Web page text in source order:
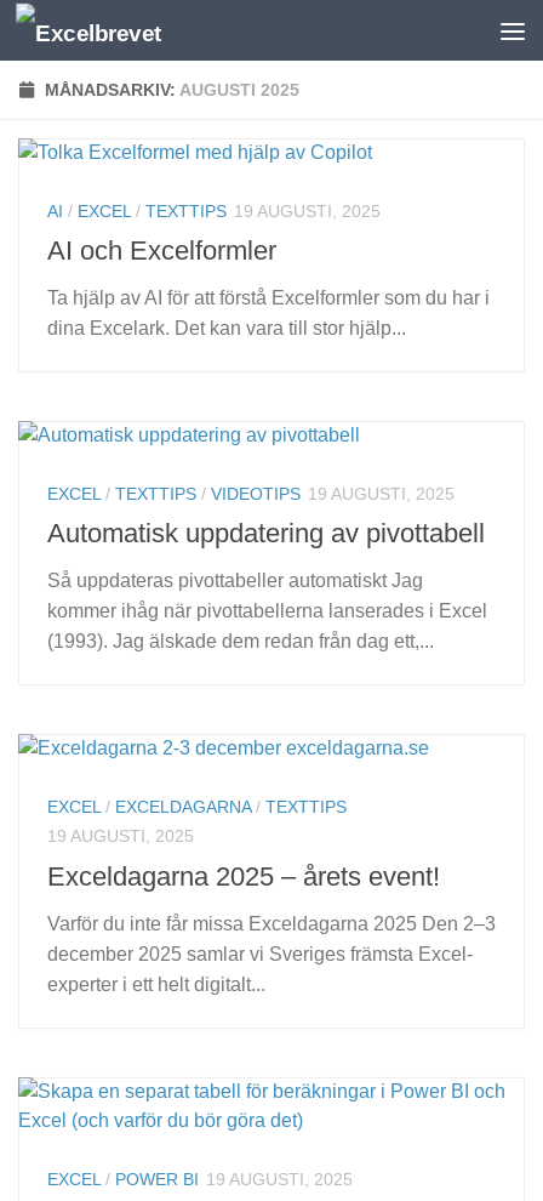
Under innehåll
MÅNADSARKIV: AUGUSTI 2025
AI / EXCEL / TEXTTIPS 19 AUGUSTI, 2025
AI och Excelformler
Ta hjälp av AI för att förstå Excelformler som du har i
dina Excelark. Det kan vara till stor hjälp...
EXCEL / TEXTTIPS / VIDEOTIPS 19 AUGUSTI, 2025
Automatisk uppdatering av pivottabell
Så uppdateras pivottabeller automatiskt Jag
kommer ihåg när pivottabellerna lanserades i Excel
(1993). Jag älskade dem redan från dag ett,...
EXCEL/ EXCELDAGARNA/ TEXTTIPS
19 AUGUSTI, 2025
Exceldagarna 2025 – årets event!
Varför du inte får missa Exceldagarna 2025 Den 2–3
december 2025 samlar vi Sveriges främsta Excel-
experter i ett helt digitalt...
EXCEL / POWER BI 19 AUGUSTI, 2025